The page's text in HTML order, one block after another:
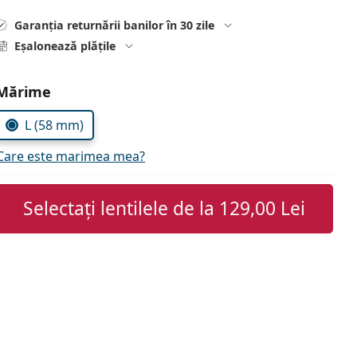
Garanția returnării banilor în 30 zile
Eșalonează plățile
parametrii
L (58 mm)
este marimea mea?
Selectați lentilele de la 129,00 Lei